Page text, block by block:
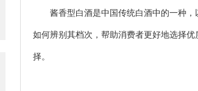
酱香型白酒是中国传统白酒中的一种，
如何辨别其档次，帮助消费者更好地选择
择。